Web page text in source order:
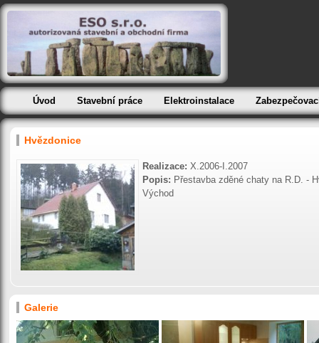
Úvod Stavební práce Elektroinstalace
Hvězdonice
Realizace: X.2006-I.2007
Popis: Přestavba zděné chaty na R.D. -
Východ
Galerie